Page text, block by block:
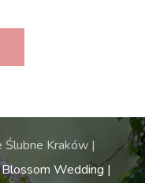
Ślubne Kraków |
Blossom Wedding |